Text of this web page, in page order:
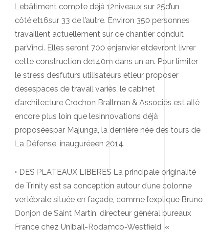
Lebâtiment compte déjà 12niveaux sur 25d’un
côté,et16sur 33 de l’autre. Environ 350 personnes
travaillent actuellement sur ce chantier conduit
parVinci. Elles seront 700 enjanvier etdevront livrer
cette construction de140m dans un an. Pour limiter
le stress desfuturs utilisateurs etleur proposer
desespaces de travail variés, le cabinet
d’architecture Crochon Brallman & Associés est allé
encore plus loin que lesinnovations déjà
proposéespar Majunga, la dernière née des tours de
La Défense, inauguréeen 2014.
• DES PLATEAUX LIBERES La principale originalité
de Trinity est sa conception autour d’une colonne
vertébrale située en façade, comme l’explique Bruno
Donjon de Saint Martin, directeur général bureaux
France chez Unibail-Rodamco-Westfield. «